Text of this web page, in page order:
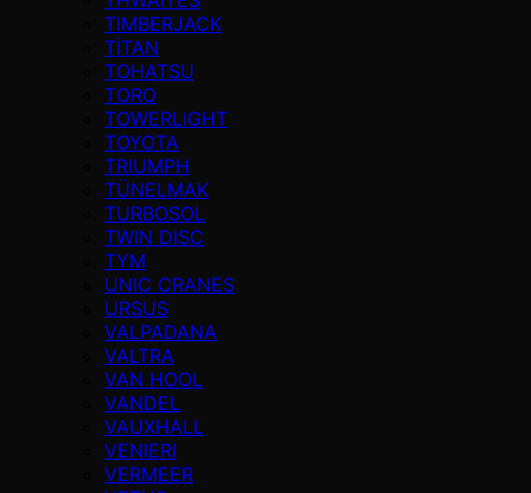
TIMBERJACK
TİTAN
TOHATSU
TORO
TOWERLIGHT
TOYOTA
TRIUMPH
TÜNELMAK
TURBOSOL
TWIN DISC
TYM
UNIC CRANES
URSUS
VALPADANA
VALTRA
VAN HOOL
VANDEL
VAUXHALL
VENIERI
VERMEER